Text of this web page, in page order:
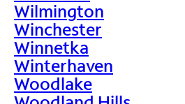
Wilmington
Winchester
Winnetka
Winterhaven
Woodlake